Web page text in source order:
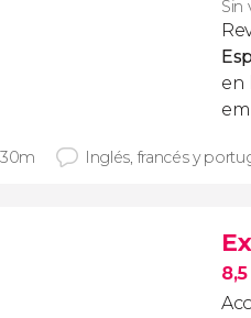
Sin
en
Inglés, francés y
8,5